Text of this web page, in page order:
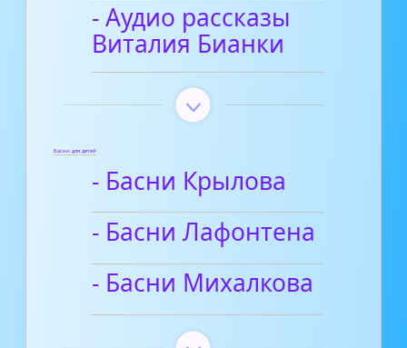
- Аудио рассказы
Виталия Бианки
Басни для детей
- Басни Крылова
- Басни Лафонтена
- Басни Михалкова